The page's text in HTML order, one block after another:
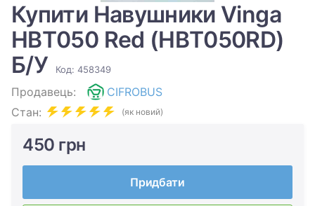
Купити Навушники Vinga
HBT050 Red (HBT050RD)
Б/У
Код: 458349
Продавець:
CIFROBUS
Стан:
(як новий)
450 грн
Придбати